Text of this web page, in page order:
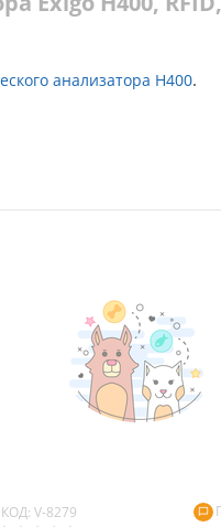
анализатора H400.
КОД: V-8279